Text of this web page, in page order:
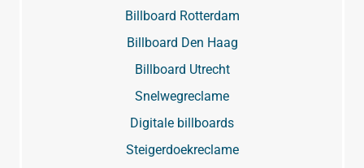
Billboard Rotterdam
Billboard Den Haag
Billboard Utrecht
Snelwegreclame
Digitale billboards
Steigerdoekreclame